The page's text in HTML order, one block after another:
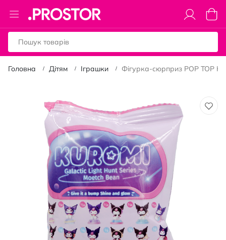
Toggle
Nav
Кошик
Головна Дітям Іграшки Фігурка-сюрприз POP TOP